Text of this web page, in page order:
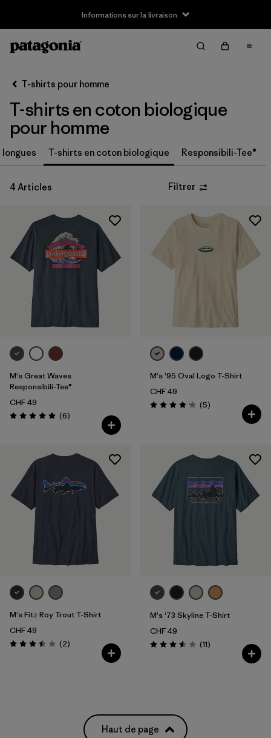
Informations sur la livraison
Filtrer par
Taille
XL (4)
(4)
Filtrer par
Coupe
Filtrer par
Couleur
Filtrer par
Prix
Filtrer par
Caractéristiques
Filtrer par
Tissu
T-shirts pour homme
T-shirts en coton biologique
pour homme
longues T-shirts en coton biologique Responsibili-Tee®
4 Articles Filtrer
M's Great Waves
Responsibili-Tee®
CHF 49
Évaluation: 5.0 / 5
(6Avis
)
M's '95 Oval Logo T-Shirt
CHF 49
Évaluation: 4.2 / 5
(5Avis
)
M's Fitz Roy Trout T-Shirt
CHF 49
Évaluation: 3.5 / 5
(2Avis
)
M's '73 Skyline T-Shirt
CHF 49
Évaluation: 3.5 / 5
(11Avis
)
Haut de page